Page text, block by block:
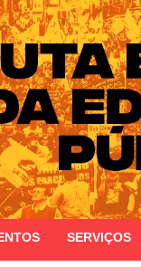
Estado do Rio
SERVIÇOS